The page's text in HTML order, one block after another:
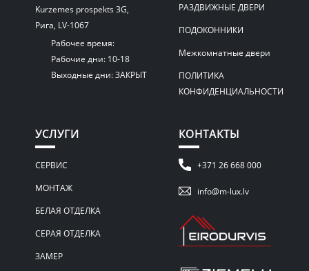
Kurzemes prospekts 3G,
Рига, LV-1067
Рабочее время:
Рабочие дни: 10-18
Выходные дни: ЗАКРЫТ
РАЗДВИЖНЫЕ ДВЕРИ
ПОДОКОННИКИ
Межкомнатные двери
ПОЛИТИКА
КОНФИДЕНЦИАЛЬНОСТИ
УСЛУГИ
СЕРВИС
МОНТАЖ
БЕЛАЯ ОТДЕЛКА
СЕРАЯ ОТДЕЛКА
ЗАМЕР
КОНТАКТЫ
+371 26 668 000
info@m-lux.lv